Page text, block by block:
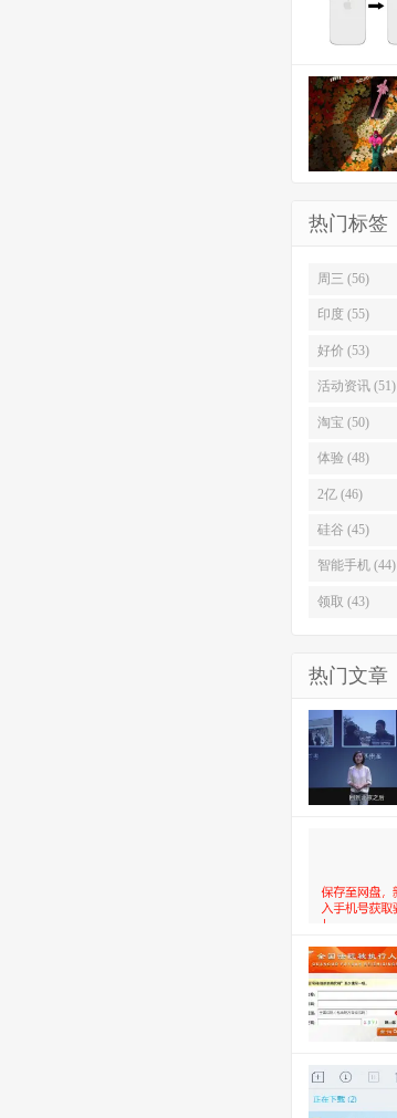
热门标签
周三 (56)
印度 (55)
好价 (53)
活动资讯 (51)
淘宝 (50)
体验 (48)
2亿 (46)
硅谷 (45)
智能手机 (44)
领取 (43)
热门文章